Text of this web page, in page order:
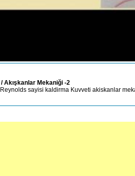
/Akışkanlar Mekaniği -2
Reynolds sayisi kaldirma Kuvveti akiskanlar